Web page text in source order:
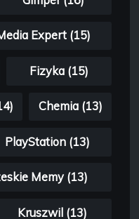
Expert (15)
Fizyka (15)
Chemia (13)
PlayStation (13)
Memy (13)
Kruszwil (13)